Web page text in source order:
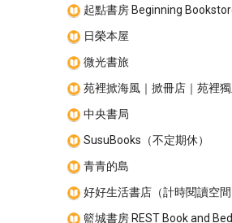
日榮本屋
微光書旅
中央書局
SusuBooks（不定期休）
青青的島
籃城書房 REST Book and Bed